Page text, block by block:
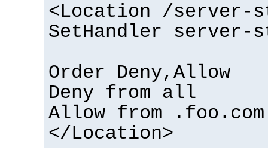
<Location /server-
SetHandler server-
Order Deny,Allow
Deny from all
Allow from .foo.com
</Location>